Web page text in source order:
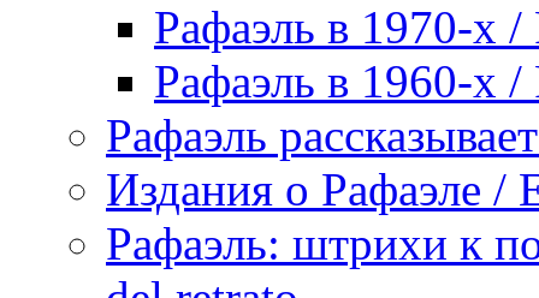
Рафаэль в 1970-х /
Рафаэль в 1960-х /
Рафаэль
Издания о Рафаэле /
Рафаэль: штрихи к